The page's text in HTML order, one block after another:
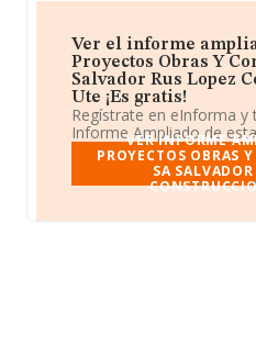
Ver el informe
Proyectos Obras Y
Salvador Rus Lopez
Ute ¡Es gratis!
Regístrate en eInforma y
Informe Ampliado de
VER INFORME
PROYECTOS OBRAS
SA